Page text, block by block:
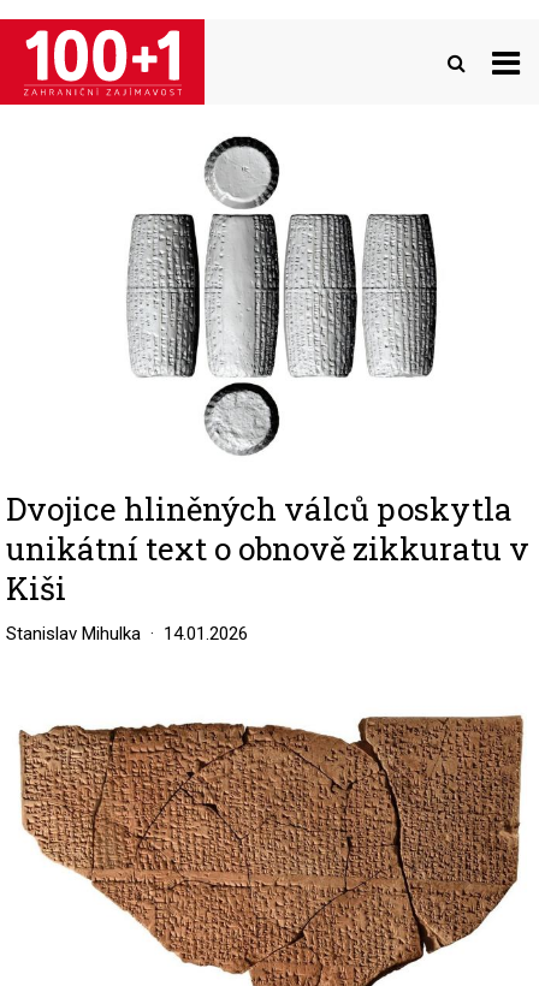
Přejít
hlavnímu
obsahu
Dvojice hliněných válců poskytla
unikátní text o obnově zikkuratu v
Kiši
Stanislav Mihulka 14.01.2026